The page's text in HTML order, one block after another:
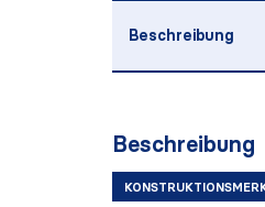
Beschreibung
Beschreibung